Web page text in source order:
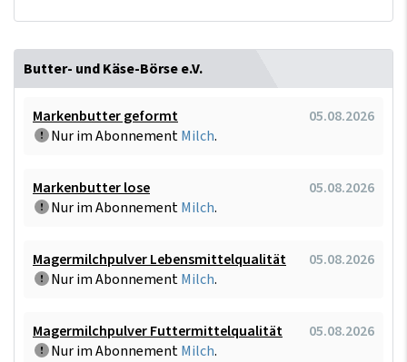
Butter- und Käse-Börse e.V.
Markenbutter geformt
05.08.2026
Nur im AbonnementMilch.
Markenbutter lose
05.08.2026
Nur im AbonnementMilch.
Magermilchpulver Lebensmittelqualität
05.08.2026
Nur im AbonnementMilch.
Magermilchpulver Futtermittelqualität
05.08.2026
Nur im AbonnementMilch.